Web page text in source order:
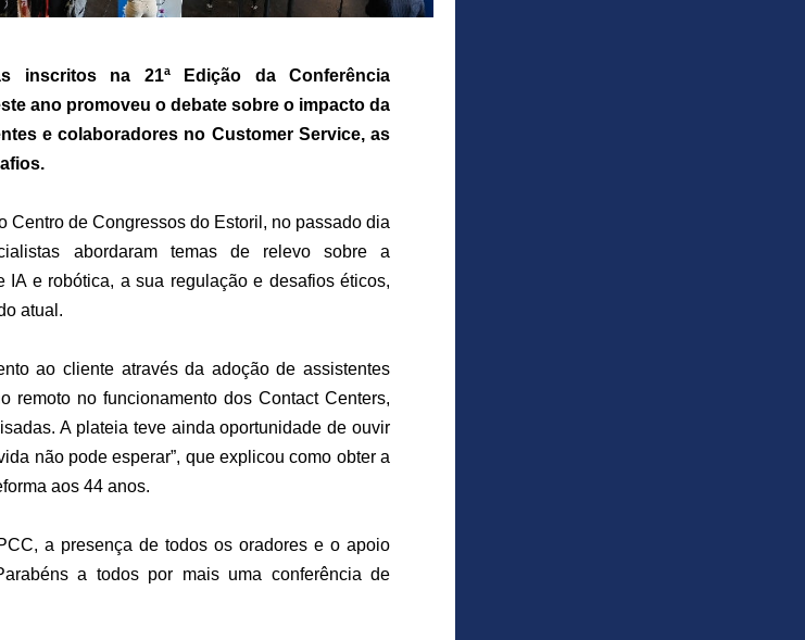
inscritos na 21ª Edição da Conferência
ano promoveu o debate sobre o impacto da
e colaboradores no Customer Service, as
Centro de Congressos do Estoril, no passado dia
abordaram temas de relevo sobre a
IA e robótica, a sua regulação e desafios éticos,
atual.
ao cliente através da adoção de assistentes
remoto no funcionamento dos Contact Centers,
A plateia teve ainda oportunidade de ouvir
não pode esperar”, que explicou como obter a
aos 44 anos.
a presença de todos os oradores e o apoio
a todos por mais uma conferência de